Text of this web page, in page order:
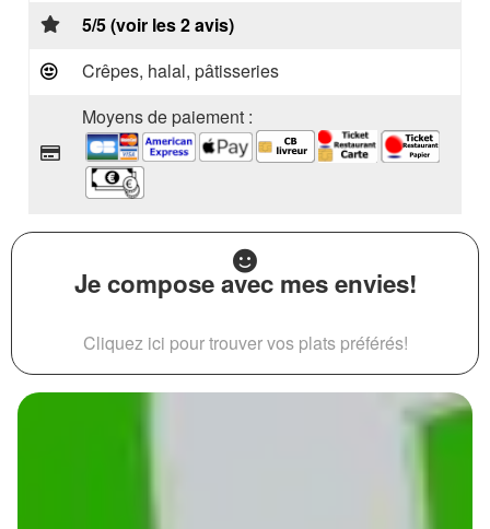
5/5 (voir les 2 avis)
Crêpes, halal, pâtisseries
Moyens de paiement :
Je compose avec mes envies!
Cliquez ici pour trouver vos plats préférés!